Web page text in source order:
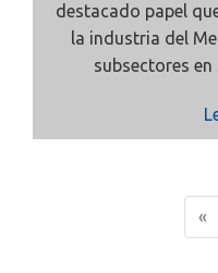
destacado papel
la industria del
subsectores
«